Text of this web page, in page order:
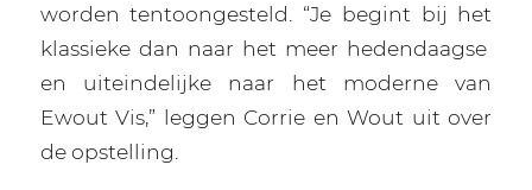
worden tentoongesteld. “Je begint bij het
klassieke dan naar het meer hedendaagse
en uiteindelijke naar het moderne van
Ewout Vis,” leggen Corrie en Wout uit over
de opstelling.